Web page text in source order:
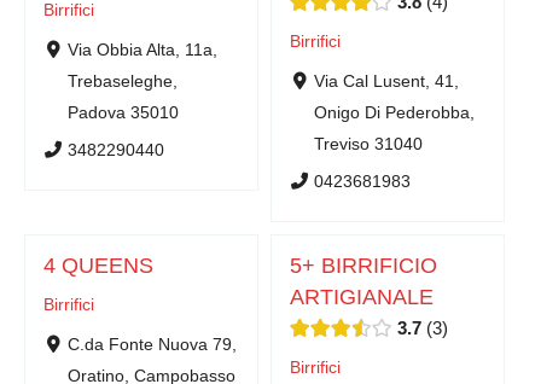
Birrifici
Via Obbia Alta, 11a,
Trebaseleghe,
Padova 35010
3482290440
Birrifici
Via Cal Lusent, 41,
Onigo Di Pederobba,
Treviso 31040
0423681983
4 QUEENS
Birrifici
C.da Fonte Nuova 79,
Oratino, Campobasso
5+ BIRRIFICIO
ARTIGIANALE
3.7 3
Birrifici